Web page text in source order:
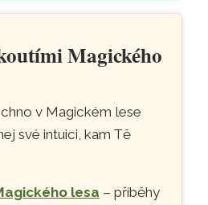
Magického
v Magickém lese
své intuici, kam Tě
lesa – příběhy